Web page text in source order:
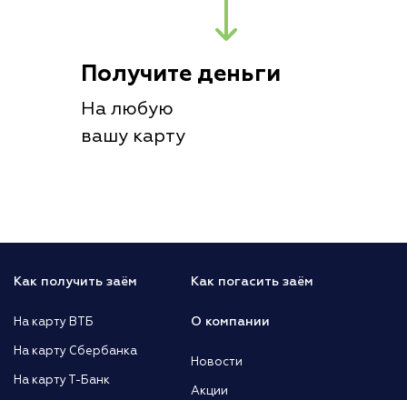
Получите деньги
На любую
вашу карту
Как получить заём
На карту ВТБ
На карту Сбербанка
На карту Т-Банк
Как погасить заём
О компании
Новости
Акции